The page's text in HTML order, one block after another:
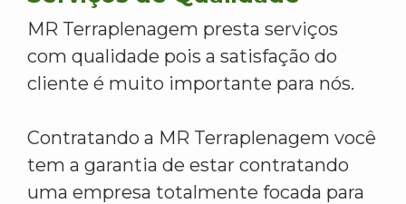
MR Terraplenagem presta serviços
com qualidade pois a satisfação do
cliente é muito importante para nós.
Contratando a MR Terraplenagem você
tem a garantia de estar contratando
uma empresa totalmente focada para